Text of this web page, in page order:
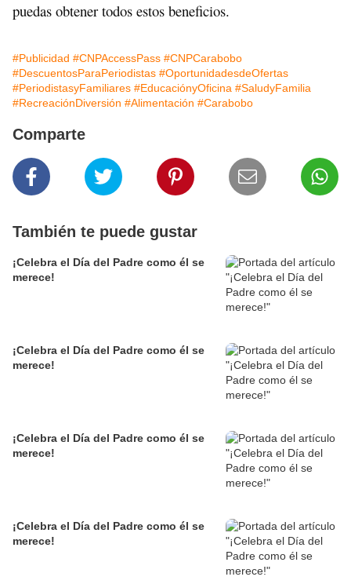
puedas obtener todos estos beneficios.
#Publicidad #CNPAccessPass #CNPCarabobo
#DescuentosParaPeriodistas #OportunidadesdeOfertas
#PeriodistasyFamiliares #EducaciónyOficina #SaludyFamilia
#RecreaciónDiversión #Alimentación #Carabobo
Comparte
También te puede gustar
¡Celebra el Día del Padre como él se
merece!
¡Celebra el Día del Padre como él se
merece!
¡Celebra el Día del Padre como él se
merece!
¡Celebra el Día del Padre como él se
merece!